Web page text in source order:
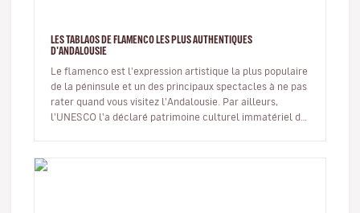
LES TABLAOS DE FLAMENCO LES PLUS AUTHENTIQUES
D'ANDALOUSIE
Le flamenco est l'expression artistique la plus populaire
de la péninsule et un des principaux spectacles à ne pas
rater quand vous visitez l'Andalousie. Par ailleurs,
l'UNESCO l'a déclaré patrimoine culturel immatériel de